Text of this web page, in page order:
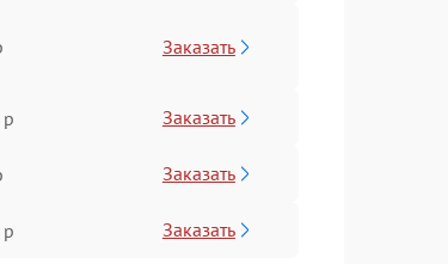
Заказать
Заказать
Заказать
Заказать